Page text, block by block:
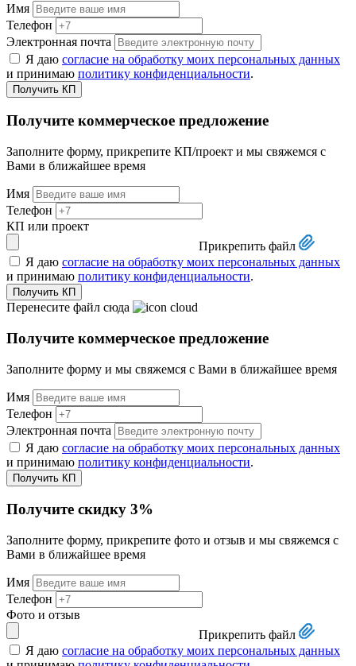
Имя
Телефон
Электронная почта
Я даю согласие на обработку моих персональных данных
и принимаю политику конфиденциальности.
Получить КП
Получите коммерческое предложение
Заполните форму, прикрепите КП/проект и мы свяжемся с
Вами в ближайшее время
Имя
Телефон
КП или проект
Прикрепить файл
Я даю согласие на обработку моих персональных данных
и принимаю политику конфиденциальности.
Получить КП
Перенесите файл сюда
Получите коммерческое предложение
Заполните форму и мы свяжемся с Вами в ближайшее время
Имя
Телефон
Электронная почта
Я даю согласие на обработку моих персональных данных
и принимаю политику конфиденциальности.
Получить КП
Получите скидку 3%
Заполните форму, прикрепите фото и отзыв и мы свяжемся с
Вами в ближайшее время
Имя
Телефон
Фото и отзыв
Прикрепить файл
Я даю согласие на обработку моих персональных данных